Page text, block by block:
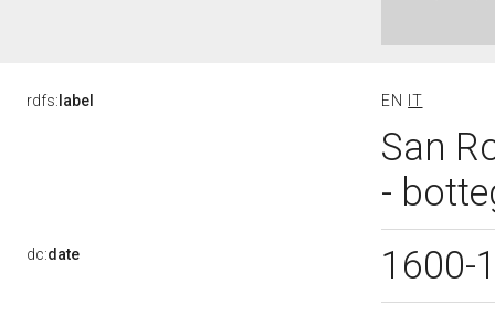
rdfs: label EN IT
San
-
dc:date 1600-